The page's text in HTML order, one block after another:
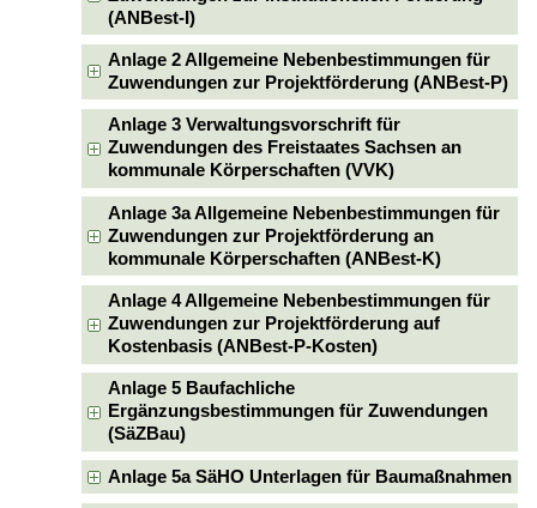
(ANBest-I)
Anlage 2 Allgemeine Nebenbestimmungen für
Zuwendungen zur Projektförderung (ANBest-P)
Anlage 3 Verwaltungsvorschrift für
Zuwendungen des Freistaates Sachsen an
kommunale Körperschaften (VVK)
Anlage 3a Allgemeine Nebenbestimmungen für
Zuwendungen zur Projektförderung an
kommunale Körperschaften (ANBest-K)
Anlage 4 Allgemeine Nebenbestimmungen für
Zuwendungen zur Projektförderung auf
Kostenbasis (ANBest-P-Kosten)
Anlage 5 Baufachliche
Ergänzungsbestimmungen für Zuwendungen
(SäZBau)
Anlage 5a SäHO Unterlagen für Baumaßnahmen